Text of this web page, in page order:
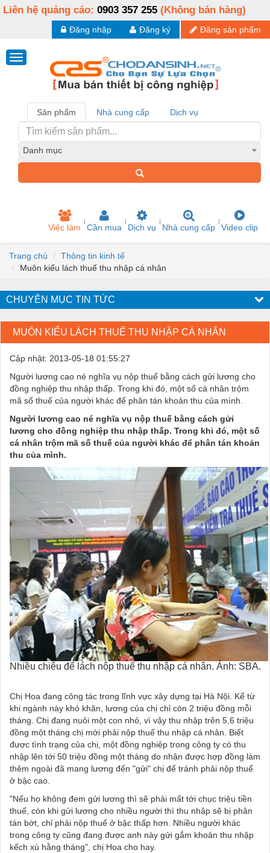
Liên hệ quảng cáo: 0903 357 255 (Không bán hàng)
Đăng sản phẩm
Đăng ký
Đăng nhập
Sản phẩm Nhà cung cấp Dịch vụ
Danh mục
Việc làm Cần mua Dịch vụ Nhà cung cấp Video clip
Trang chủ
Thông tin kinh tế
Muôn kiểu lách thuế thu nhập cá nhân
CHUYÊN MỤC TIN TỨC
MUÔN KIỂU LÁCH THUẾ THU NHẬP CÁ NHÂN
Cập nhật: 2013-05-18 01:55:27
Người lương cao né nghĩa vụ nộp thuế bằng cách gửi lương cho
đồng nghiệp thu nhập thấp. Trong khi đó, một số cá nhân trộm
mã số thuế của người khác để phân tán khoản thu của mình.
Người lương cao né nghĩa vụ nộp thuế bằng cách gửi
lương cho đồng nghiệp thu nhập thấp. Trong khi đó, một số
cá nhân trộm mã số thuế của người khác để phân tán khoản
thu của mình.
Nhiều chiêu để lách nộp thuế thu nhập cá nhân. Ảnh: SBA.
Chị Hoa đang công tác trong lĩnh vực xây dựng tại Hà Nội. Kể từ
khi ngành này khó khăn, lương của chị chỉ còn 2 triệu đồng mỗi
tháng. Chị đang nuôi một con nhỏ, vì vậy thu nhập trên 5,6 triệu
đồng một tháng chị mới phải nộp thuế thu nhập cá nhân. Biết
được tình trạng của chị, một đồng nghiệp trong công ty có thu
nhập lên tới 50 triệu đồng một tháng do nhận được hợp đồng làm
thêm ngoài đã mang lương đến "gửi" chị để tránh phải nộp thuế
ở bậc cao.
"Nếu họ không đem gửi lương thì sẽ phải mất tới chục triệu tiền
thuế, còn khi gửi lương cho nhiều người thì thu nhập sẽ bị phân
tán bớt, chỉ phải nộp thuế ở bậc thấp hơn. Nhiều người khác
trong công ty cũng đang được anh này gửi gắm khoản thu nhập
kếch xù hằng tháng", chị Hoa cho hay.